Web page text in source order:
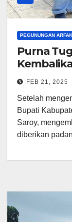
PEGUNUNGAN ARFAK
Purna
FEB 21, 2025
Setelah
Bupati
Saroy,
diberikan